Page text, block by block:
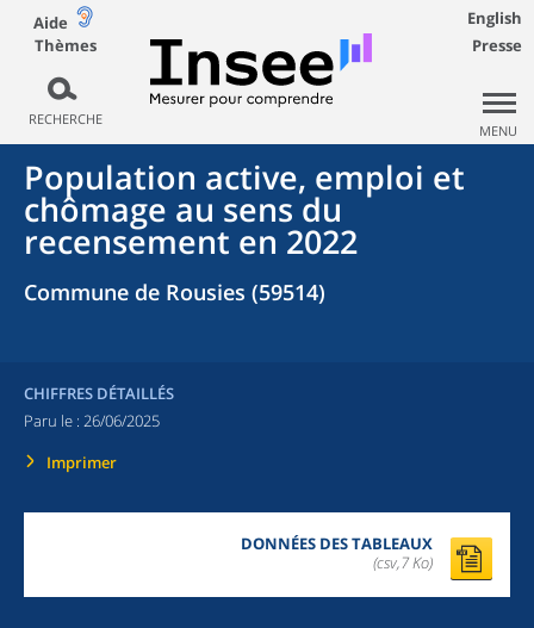
Aide
Thèmes
RECHERCHE
English
Presse
MENU
Population active, emploi et
chômage au sens du
recensement en 2022
Commune de Rousies (59514)
CHIFFRES DÉTAILLÉS
Paru le : 26/06/2025
Imprimer
DONNÉES DES TABLEAUX
(csv,7 Ko)